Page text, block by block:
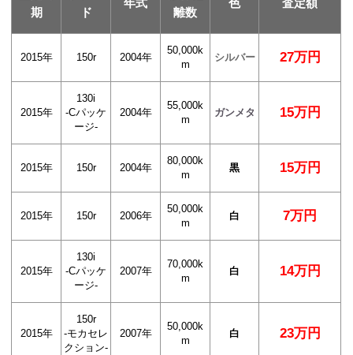
期
ド
年式
離数
色 査定額
2015年 150r 2004年
50,000k
m
シルバー 27万円
2015年
130i
-Cパッケ
ージ-
2004年
55,000k
m
ガンメタ 15万円
2015年 150r 2004年
80,000k
m
黒 15万円
2015年 150r 2006年
50,000k
m
白 7万円
2015年
130i
-Cパッケ
ージ-
2007年
70,000k
m
白 14万円
2015年
150r
-モカセレ
クション-
2007年
50,000k
m
白 23万円